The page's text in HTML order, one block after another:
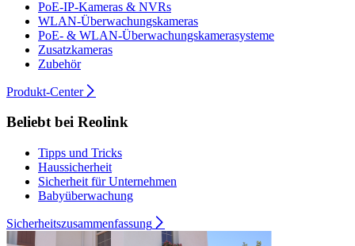
PoE-IP-Kameras & NVRs
WLAN-Überwachungskameras
PoE- & WLAN-Überwachungskamerasysteme
Zusatzkameras
Zubehör
Produkt-Center
Beliebt bei Reolink
Tipps und Tricks
Haussicherheit
Sicherheit für Unternehmen
Babyüberwachung
Sicherheitszusammenfassung